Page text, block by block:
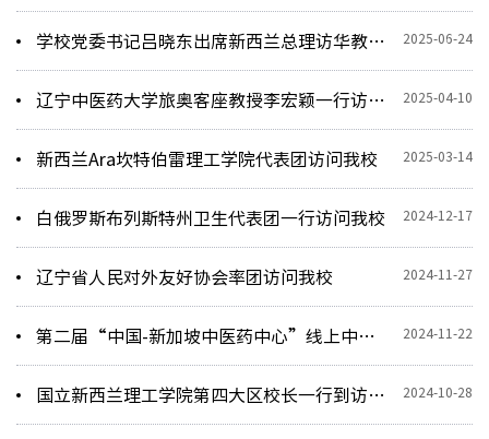
2025-06-24
学校党委书记吕晓东出席新西兰总理访华教育主题活动
2025-04-10
辽宁中医药大学旅奥客座教授李宏颖一行访问我校
2025-03-14
新西兰Ara坎特伯雷理工学院代表团访问我校
2024-12-17
白俄罗斯布列斯特州卫生代表团一行访问我校
2024-11-27
辽宁省人民对外友好协会率团访问我校
2024-11-22
第二届“中国-新加坡中医药中心”线上中医药学术论坛成功举办
2024-10-28
国立新西兰理工学院第四大区校长一行到访我校